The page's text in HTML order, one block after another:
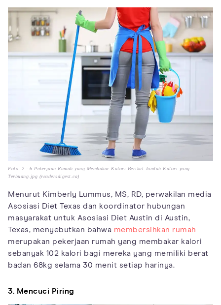
Foto: 2 - 6 Pekerjaan Rumah yang Membakar Kalori Berikut Jumlah Kalori yang
Terbuang.jpg (readersdigest.ca)
Menurut Kimberly Lummus, MS, RD, perwakilan media
Asosiasi Diet Texas dan koordinator hubungan
masyarakat untuk Asosiasi Diet Austin di Austin,
Texas, menyebutkan bahwa membersihkan rumah
merupakan pekerjaan rumah yang membakar kalori
sebanyak 102 kalori bagi mereka yang memiliki berat
badan 68kg selama 30 menit setiap harinya.
3. Mencuci Piring